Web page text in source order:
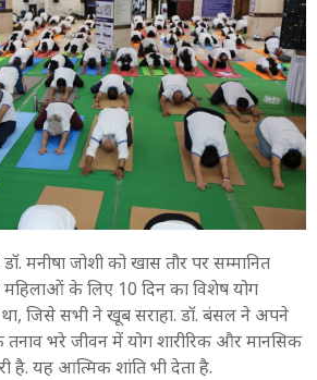
मनीषा जोशी को खास तौर पर सम्मानित
महिलाओं के लिए 10 दिन का विशेष योग
जिसे सभी ने खूब सराहा. डॉ. बंसल ने अपने
भरे जीवन में योग शारीरिक और मानसिक
है. यह आत्मिक शांति भी देता है.